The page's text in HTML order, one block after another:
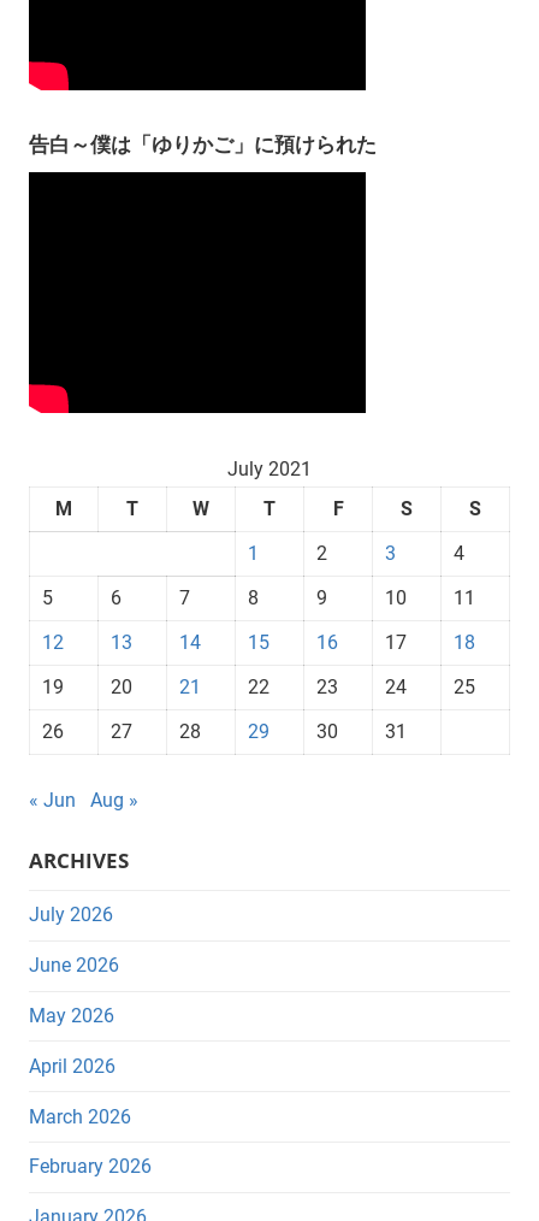
告白～僕は「ゆりかご」に預けられた
July 2021
M
T W T F S
S
1
2 3
4
5
6 7 8 9 10
11
12
13 14 15 16 17
18
19
20 21 22 23 24
25
26
27 28 29 30 31
« Jun Aug »
ARCHIVES
July 2026
June 2026
May 2026
April 2026
March 2026
February 2026